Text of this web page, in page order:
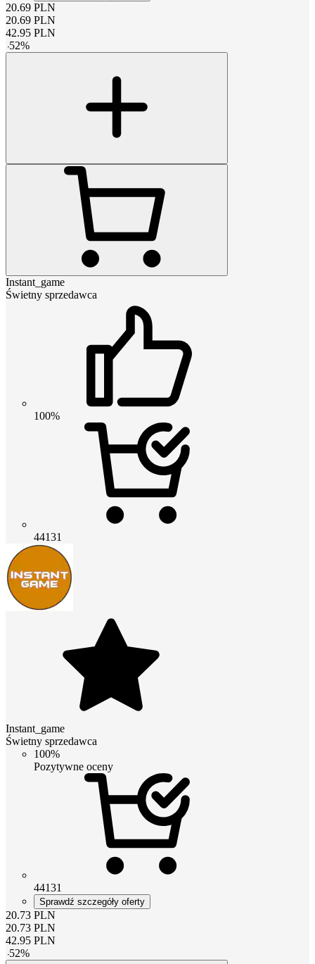
20.69 PLN
20.69 PLN
42.95 PLN
-52%
Instant_game
Świetny sprzedawca
100%
44131
Instant_game
Świetny sprzedawca
100%
Pozytywne oceny
44131
Sprawdź szczegóły oferty
20.73 PLN
20.73 PLN
42.95 PLN
-52%